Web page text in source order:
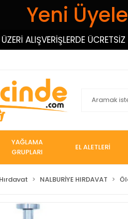
Yeni
ALIŞVERİŞLERDE ÜCRETSİZ
YAĞLAMA
GRUPLARI
EL ALETLERİ
NALBURİYE HIRDAVAT